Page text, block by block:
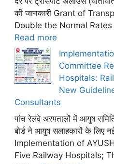
की जानकारी Grant of
Double the Normal
Read more
Committee
Hospitals:
New
Consultants
पांच रेलवे अस्पतालों में आयुष
बोर्ड ने आयुष सलाहकारों के लिए
Implementation of
Five Railway Hospitals;